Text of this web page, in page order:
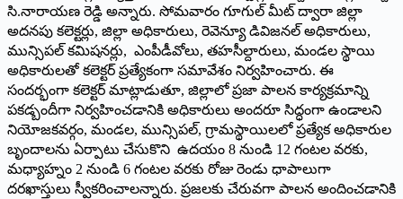
సి.నారాయణ రెడ్డి అన్నారు. సోమవారం గూగుల్ మీట్ ద్వారా జిల్లా
అదనపు కలెక్టర్లు, జిల్లా అధికారులు, రెవెన్యూ డివిజనల్ అధికారులు,
మున్సిపల్ కమిషనర్లు, ఎంపీడీవోలు, తహసీల్దారులు, మండల స్థాయి
అధికారులతో కలెక్టర్ ప్రత్యేకంగా సమావేశం నిర్వహించారు. ఈ
సందర్భంగా కలెక్టర్ మాట్లాడుతూ, జిల్లాలో ప్రజా పాలన కార్యక్రమాన్ని
పకడ్బందీగా నిర్వహించడానికి అధికారులు అందరూ సిద్ధంగా ఉండాలని
నియోజకవర్గం, మండల, మున్సిపల్, గ్రామస్థాయిలలో ప్రత్యేక అధికారుల
బృందాలను ఏర్పాటు చేసుకొని ఉదయం 8 నుండి 12 గంటల వరకు,
మధ్యాహ్నం 2 నుండి 6 గంటల వరకు రోజు రెండు ధాపాలుగా
దరఖాస్తులు స్వీకరించాలన్నారు. ప్రజలకు చేరువగా పాలన అందించడానికి